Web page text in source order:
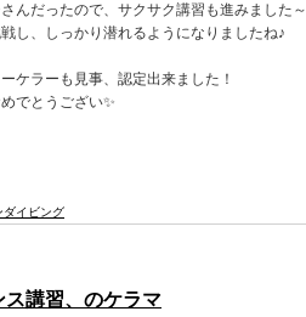
んだったので、サクサク講習も進みました～
し、しっかり潜れるようになりましたね♪
ケラーも見事、認定出来ました！
でとうござい✨
ダイビング
講習、のケラマ